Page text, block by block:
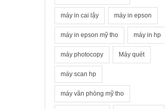
máy in cai lậy máy in epson
máy in epson mỹ tho máy in hp
máy photocopy Máy quét
máy scan hp
máy văn phòng mỹ tho